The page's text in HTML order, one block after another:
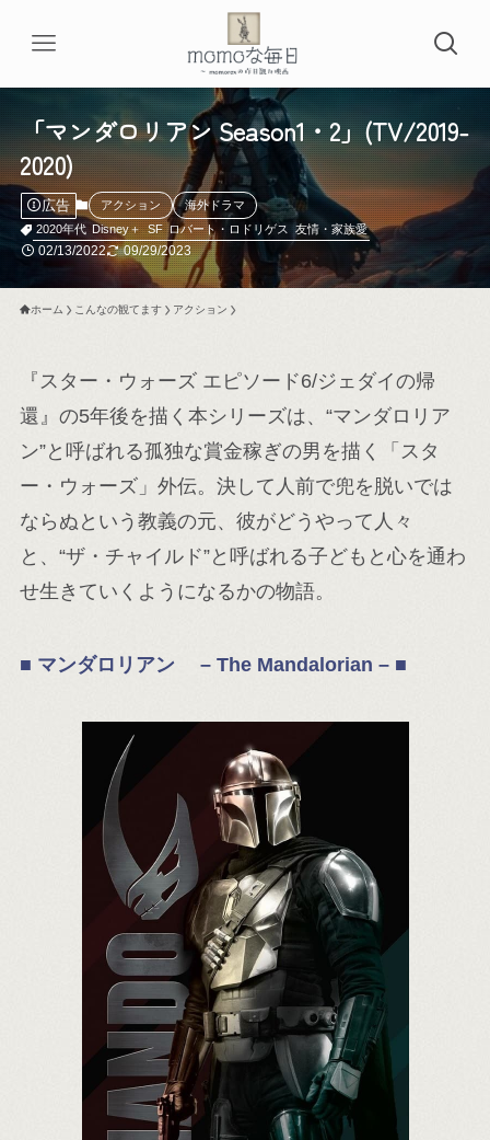
「マンダロリアン Season1・2」(TV/2019-
2020)
広告 アクション
海外ドラマ
2020年代 Disney＋ SF ロバート・ロドリゲス 友情・家族愛
02/13/2022 09/29/2023
ホーム こんなの観てます アクション
『スター・ウォーズ エピソード6/ジェダイの帰
還』の5年後を描く本シリーズは、“マンダロリア
ン”と呼ばれる孤独な賞金稼ぎの男を描く「スタ
ー・ウォーズ」外伝。決して人前で兜を脱いでは
ならぬという教義の元、彼がどうやって人々
と、“ザ・チャイルド”と呼ばれる子どもと心を通わ
せ生きていくようになるかの物語。
■ マンダロリアン –The Mandalorian – ■